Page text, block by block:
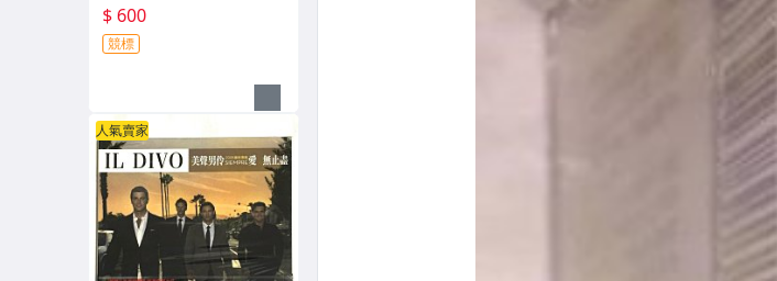
97 來自天堂的明信片 Post
cards From Heaven 台灣
版專輯 CD 附側標
$ 600
競標
人氣賣家